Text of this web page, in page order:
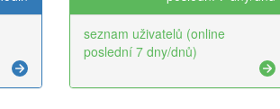
seznam uživatelů (online
poslední 7 dny/dnů)